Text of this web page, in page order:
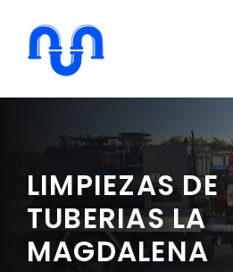
contenido
LIMPIEZAS DE
TUBERIAS LA
MAGDALENA